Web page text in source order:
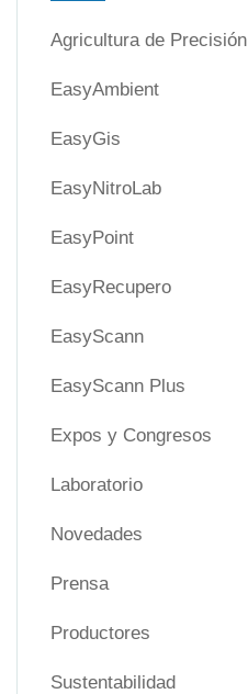
Agricultura de Precisión
EasyAmbient
EasyGis
EasyNitroLab
EasyPoint
EasyRecupero
EasyScann
EasyScann Plus
Expos y Congresos
Laboratorio
Novedades
Prensa
Productores
Sustentabilidad